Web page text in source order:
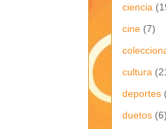
ciencia
cine (7)
cultura
deportes
duetos (6)